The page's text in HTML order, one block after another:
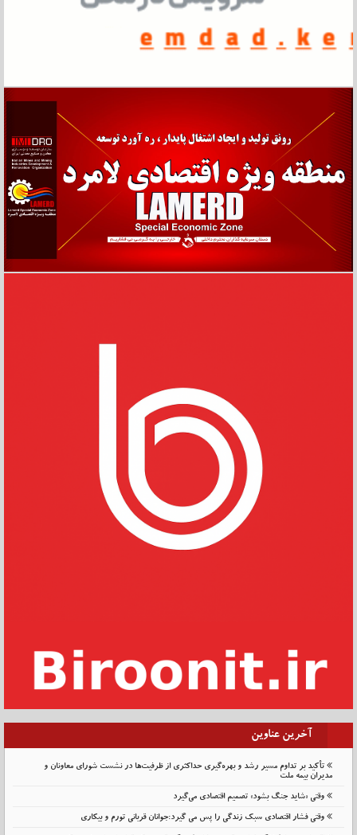
آخرین عناوین
تأکید بر تداوم مسیر رشد و بهره‌گیری حداکثری از ظرفیت‌ها در نشست شورای معاونان و
مدیران بیمه ملت
وقتی «شاید جنگ بشود» تصمیم اقتصادی می‌گیرد
وقتی فشار اقتصادی سبک زندگی را پس می گیرد:جوانان قربانی تورم و بیکاری